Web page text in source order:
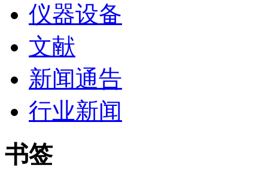
仪器设备
文献
新闻通告
行业新闻
书签